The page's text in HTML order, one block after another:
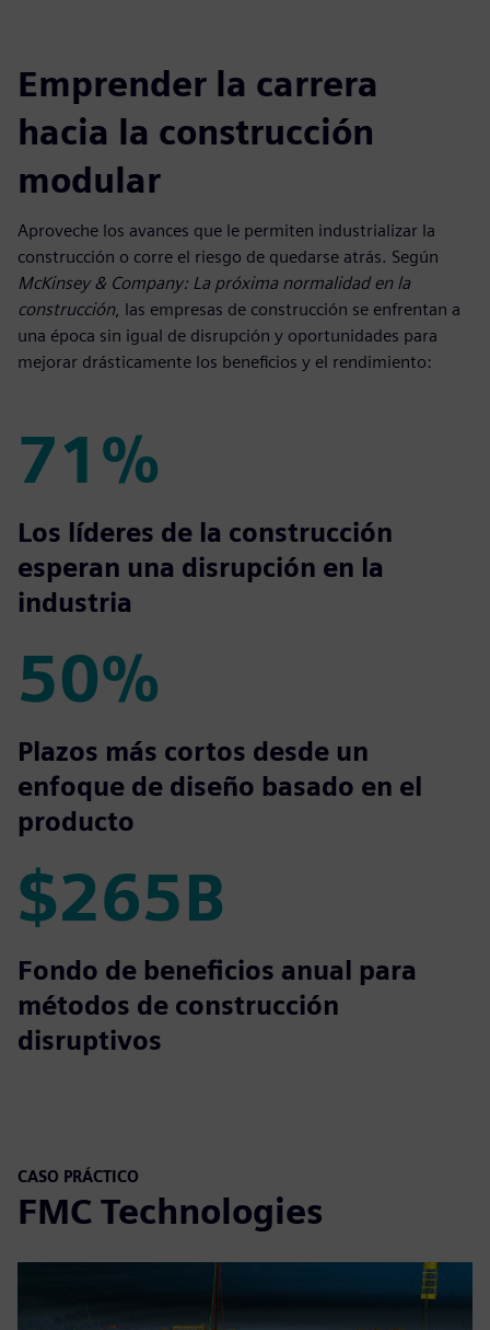
Emprender la carrera
hacia la construcción
modular
Aproveche los avances que le permiten industrializar la
construcción o corre el riesgo de quedarse atrás. Según
McKinsey & Company: La próxima normalidad en la
construcción, las empresas de construcción se enfrentan a
una época sin igual de disrupción y oportunidades para
mejorar drásticamente los beneficios y el rendimiento:
71%
71%
Los líderes de la construcción
esperan una disrupción en la
industria
50%
50%
Plazos más cortos desde un
enfoque de diseño basado en el
producto
$265B
$265B
Fondo de beneficios anual para
métodos de construcción
disruptivos
CASO PRÁCTICO
FMC Technologies